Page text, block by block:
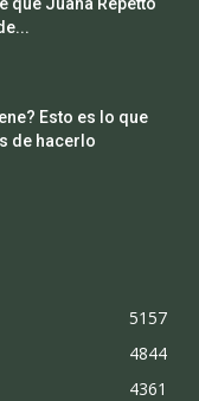
Esto es lo que
de hacerlo
5157
4844
4361